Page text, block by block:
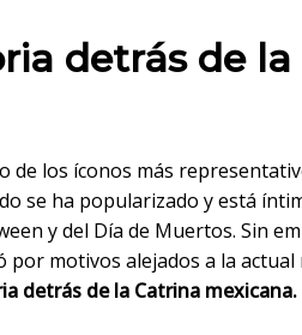
detrás de
de los íconos más
se ha popularizado y está
y del Día de Muertos. Sin
por motivos alejados a la actual
detrás de la Catrina mexicana.